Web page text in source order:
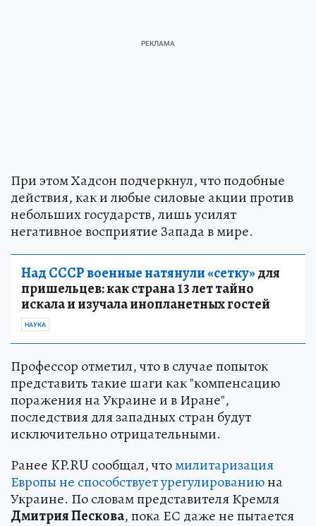
При этом Хадсон подчеркнул, что подобные
действия, как и любые силовые акции против
небольших государств, лишь усилят
негативное восприятие Запада в мире.
Над СССР военные натянули «сетку»для
пришельцев: как страна 13 лет тайно
искала и изучала инопланетных гостей
НАУКА
Профессор отметил, что в случае попыток
представить такие шаги как "компенсацию
поражения на Украине и в Иране",
последствия для западных стран будут
исключительно отрицательными.
Ранее KP.RU сообщал, чтомилитаризация
Европы не способствует урегулированиюна
Украине. По словам представителя Кремля
Дмитрия Пескова, пока ЕС даже не пытается